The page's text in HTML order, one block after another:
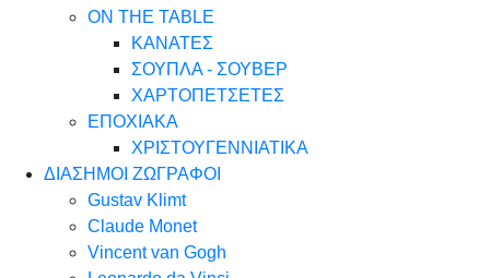
ON THE TABLE
ΚΑΝΑΤΕΣ
ΣΟΥΠΛΑ - ΣΟΥΒΕΡ
ΧΑΡΤΟΠΕΤΣΕΤΕΣ
ΕΠΟΧΙΑΚΑ
ΧΡΙΣΤΟΥΓΕΝΝΙΑΤΙΚΑ
ΔΙΑΣΗΜΟΙ ΖΩΓΡΑΦΟΙ
Gustav Klimt
Claude Monet
Vincent van Gogh